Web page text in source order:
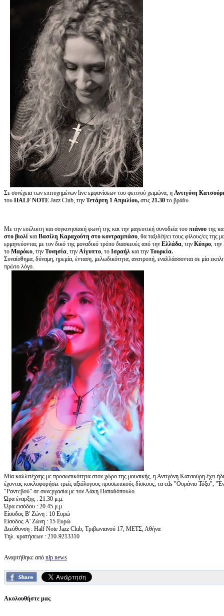
Σε συνέχεια των επιτυχημένων live εμφανίσεων του φετινού χειμώνα, η Αντιγόνη
του HALF NOTE Jazz Club, την Τετάρτη 1 Απριλίου, στις 21.30 το βράδυ.
Με την ευέλικτη και συγκινησιακή φωνή της και την μαγευτική συνοδεία του πιάνου της
στο βιολί και Βασίλη Καραχούτη στο κοντραμπάσο, θα ταξιδέψει τους φίλους/ες της
ερμηνεύοντας με τον δικό της μοναδικό τρόπο διασκευές από την Ελλάδα, την Κύπρο, την
το Μαρόκο, την Τυνησία, την Αίγυπτο, το Ισραήλ και την Τουρκία.
Συναίσθημα, δύναμη, ηρεμία, ένταση, μελωδικότητα, ανατροπή, εναλλάσσονται σε μία
πρώτο λόγο.
Μία καλλιτέχνης με προσωπικότητα στον χώρο της μουσικής, η Αντιγόνη Κατσούρη έχει
έχοντας κυκλοφορήσει τρείς αξιόλογους προσωπικούς δίσκους, τα cds "Ουράνιο Τόξο",
"Ραντεβού" σε συνεργασία με τον Λάκη Παπαδόπουλο.
Ώρα έναρξης : 21.30 μ.μ.
Ώρα εισόδου : 20.45 μ.μ.
Είσοδος Β' Ζώνη : 10 Ευρώ
Eίσοδος A' Ζώνη : 15 Ευρώ
Διεύθυνση : Half Note Jazz Club, Τριβωνιανού 17, ΜΕΤΣ, Αθήνα
Τηλ. κρατήσεων : 210-9213310
Αναρτήθηκε από nlp news
Ακολουθήστε μας